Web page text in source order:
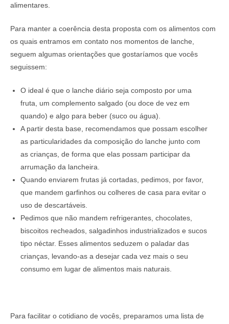
alimentares.
Para manter a coerência desta proposta com os alimentos com
os quais entramos em contato nos momentos de lanche,
seguem algumas orientações que gostaríamos que vocês
seguissem:
O ideal é que o lanche diário seja composto por uma
fruta, um complemento salgado (ou doce de vez em
quando) e algo para beber (suco ou água).
A partir desta base, recomendamos que possam escolher
as particularidades da composição do lanche junto com
as crianças, de forma que elas possam participar da
arrumação da lancheira.
Quando enviarem frutas já cortadas, pedimos, por favor,
que mandem garfinhos ou colheres de casa para evitar o
uso de descartáveis.
Pedimos que não mandem refrigerantes, chocolates,
biscoitos recheados, salgadinhos industrializados e sucos
tipo néctar. Esses alimentos seduzem o paladar das
crianças, levando-as a desejar cada vez mais o seu
consumo em lugar de alimentos mais naturais.
Para facilitar o cotidiano de vocês, preparamos uma lista de